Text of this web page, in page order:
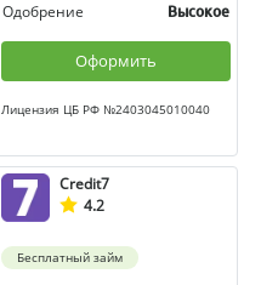
Одобрение
Высокое
Оформить
Лицензия ЦБ РФ №2403045010040
Credit7
4.2
Бесплатный займ